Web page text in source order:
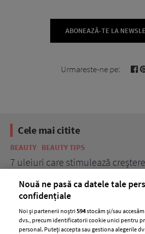
ABONEAZĂ-TE LA
Urmareste-ne pe:
Cele mai citite
BEAUTY BEAUTY TIPS
7 uleiuri care stimulează
Nouă ne pasă ca datele tale
confidențiale
Noi și partenerii noștri594stocăm și/sau
dvs., precum identificatorii cookie unici pentru
personal. Puteți accepta sau gestiona alegerile